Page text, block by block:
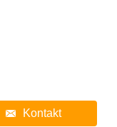
Kontakt